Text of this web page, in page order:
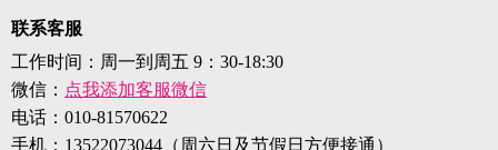
联系客服
工作时间：周一到周五 9：30-18:30
微信： 点我添加客服微信
电话： 010-81570622
手机： 13522073044（周六日及节假日方便接通）